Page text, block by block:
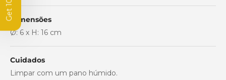
Dimensões
Ø: 6 x H: 16 cm
Cuidados
Limpar com um pano húmido.
Email